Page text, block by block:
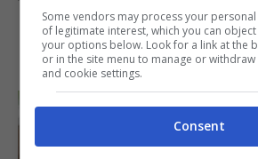
IN PRIMO
Some vendors may process your
of legitimate interest, which you can
your options below. Look for a link at the
or in the site menu to manage or
and cookie settings.
Consent